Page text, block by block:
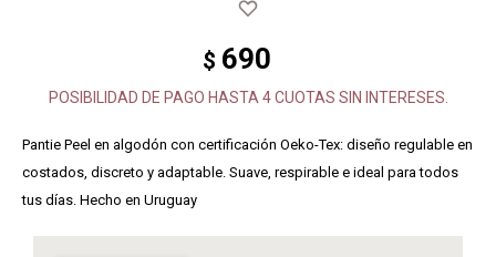
$ 690
POSIBILIDAD DE PAGO HASTA 4 CUOTAS SIN INTERESES.
Pantie Peel en algodón con certificación Oeko-Tex: diseño regulable en
costados, discreto y adaptable. Suave, respirable e ideal para todos
tus días. Hecho en Uruguay